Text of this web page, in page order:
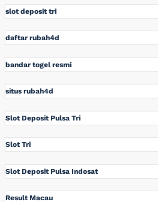
slot deposit tri
daftar rubah4d
bandar togel resmi
situs rubah4d
Slot Deposit Pulsa Tri
Slot Tri
Slot Deposit Pulsa Indosat
Result Macau